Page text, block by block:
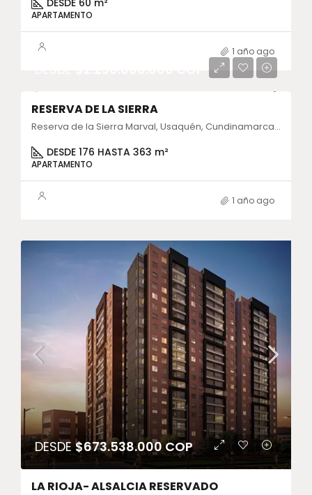
DESDE 60 m²
APARTAMENTO
1 año ago
RESERVA DE LA SIERRA
Reserva de la Sierra Marval, Usaquén, Cundinamarca, Colombia
DESDE 176 HASTA 363 m²
APARTAMENTO
1 año ago
DESDE$673.538.000 COP
LA RIOJA- ALSALCIA RESERVADO